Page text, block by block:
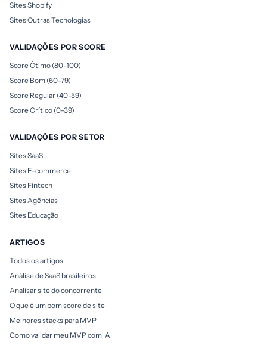
Sites Shopify
Sites Outras Tecnologias
VALIDAÇÕES POR SCORE
Score Ótimo (80-100)
Score Bom (60-79)
Score Regular (40-59)
Score Crítico (0-39)
VALIDAÇÕES POR SETOR
Sites SaaS
Sites E-commerce
Sites Fintech
Sites Agências
Sites Educação
ARTIGOS
Todos os artigos
Análise de SaaS brasileiros
Analisar site do concorrente
O que é um bom score de site
Melhores stacks para MVP
Como validar meu MVP com IA